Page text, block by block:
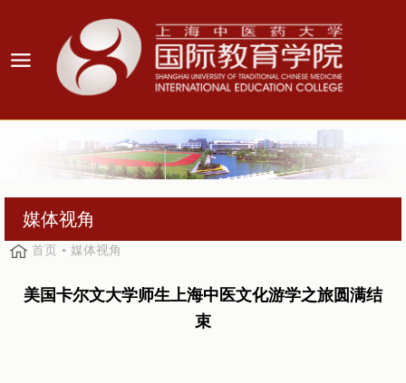
媒体视角
首页 媒体视角
美国卡尔文大学师生上海中医文化游学之旅圆满结
束